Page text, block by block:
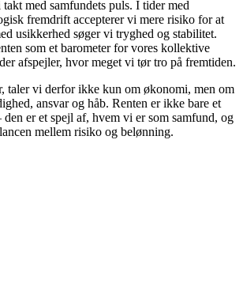
med samfundets puls. I tider med
fremdrift accepterer vi mere risiko for at
usikkerhed søger vi tryghed og stabilitet.
som et barometer for vores kollektive
afspejler, hvor meget vi tør tro på fremtiden.
taler vi derfor ikke kun om økonomi, men om
ansvar og håb. Renten er ikke bare et
er et spejl af, hvem vi er som samfund, og
mellem risiko og belønning.